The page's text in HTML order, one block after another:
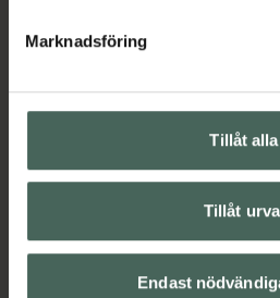
Marknadsföring
Tillåt alla
Tillåt
Endast
Upptäck flera produkter